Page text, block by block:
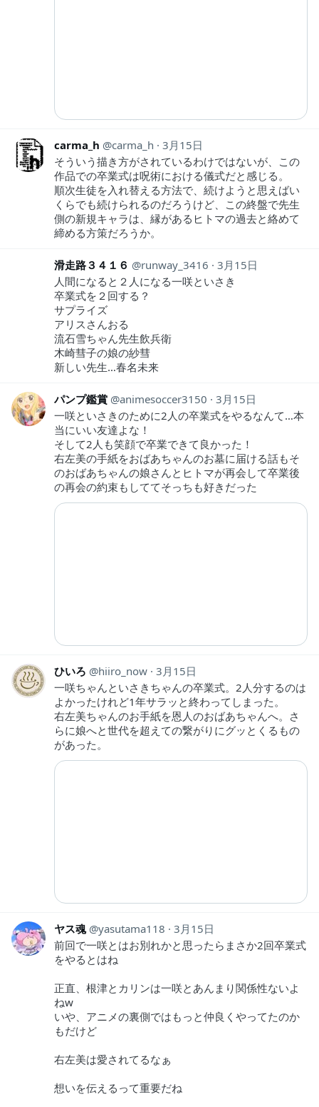
carma_h carma_h
3月15日
そういう描き方がされているわけではないが、この
作品での卒業式は呪術における儀式だと感じる。
順次生徒を入れ替える方法で、続けようと思えばい
くらでも続けられるのだろうけど、この終盤で先生
側の新規キャラは、縁があるヒトマの過去と絡めて
締める方策だろうか。
滑走路３４１６ runway_3416
3月15日
人間になると２人になる一咲といさき
卒業式を２回する？
サプライズ
アリスさんおる
流石雪ちゃん先生飲兵衛
木崎彗子の娘の紗彗
新しい先生…春名未来
パンプ鑑賞 animesoccer3150
3月15日
一咲といさきのために2人の卒業式をやるなんて…本
当にいい友達よな！
そして2人も笑顔で卒業できて良かった！
右左美の手紙をおばあちゃんのお墓に届ける話もそ
のおばあちゃんの娘さんとヒトマが再会して卒業後
の再会の約束もしててそっちも好きだった
ひいろ hiiro_now 3月15日
一咲ちゃんといさきちゃんの卒業式。2人分するのは
よかったけれど1年サラッと終わってしまった。
右左美ちゃんのお手紙を恩人のおばあちゃんへ。さ
らに娘へと世代を超えての繋がりにグッとくるもの
があった。
ヤス魂 yasutama118
3月15日
前回で一咲とはお別れかと思ったらまさか2回卒業式
をやるとはね
正直、根津とカリンは一咲とあんまり関係性ないよ
ねw
いや、アニメの裏側ではもっと仲良くやってたのか
もだけど
右左美は愛されてるなぁ
想いを伝えるって重要だね